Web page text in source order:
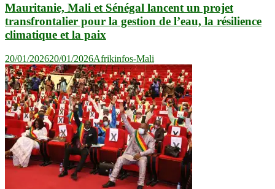
Mauritanie, Mali et Sénégal lancent un projet
transfrontalier pour la gestion de l’eau, la résilience
climatique et la paix
20/01/202620/01/2026Afrikinfos-Mali